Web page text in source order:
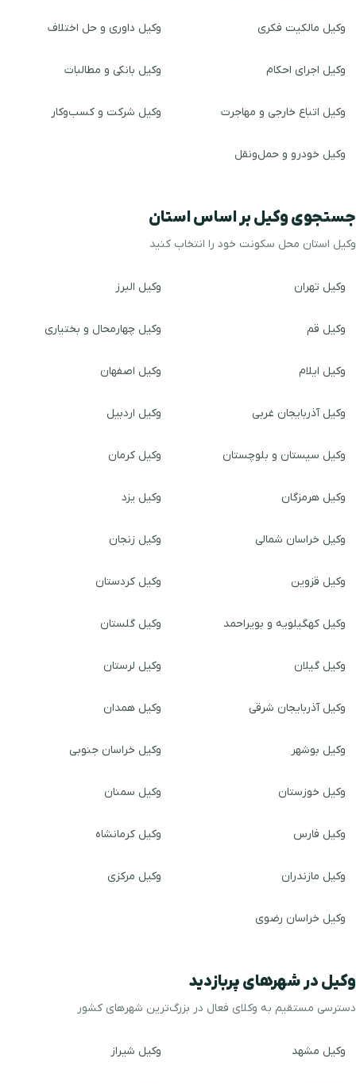
وکیل مالکیت فکری وکیل داوری و حل اختلاف
وکیل اجرای احکام وکیل بانکی و مطالبات
وکیل اتباع خارجی و مهاجرت وکیل شرکت و کسب‌وکار
وکیل خودرو و حمل‌ونقل
جستجوی وکیل بر اساس استان
وکیل استان محل سکونت خود را انتخاب کنید
وکیل تهران وکیل البرز
وکیل قم وکیل چهارمحال و بختیاری
وکیل ایلام وکیل اصفهان
وکیل آذربایجان غربی وکیل اردبیل
وکیل سیستان و بلوچستان وکیل کرمان
وکیل هرمزگان وکیل یزد
وکیل خراسان شمالی وکیل زنجان
وکیل قزوین وکیل کردستان
وکیل کهگیلویه و بویراحمد وکیل گلستان
وکیل گیلان وکیل لرستان
وکیل آذربایجان شرقی وکیل همدان
وکیل بوشهر وکیل خراسان جنوبی
وکیل خوزستان وکیل سمنان
وکیل فارس وکیل کرمانشاه
وکیل مازندران وکیل مرکزی
وکیل خراسان رضوی
وکیل در شهرهای پربازدید
دسترسی مستقیم به وکلای فعال در بزرگ‌ترین شهرهای کشور
وکیل مشهد وکیل شیراز